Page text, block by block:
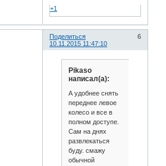
+1
Поделиться
6
10.11.2015 11:47:10
Pikaso
написал(а):
А удобнее снять
переднее левое
колесо и все в
полном доступе.
Сам на днях
развлекаться
буду. смажу
обычной